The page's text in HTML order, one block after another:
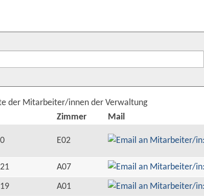
der Mitarbeiter/innen der Verwaltung
Zimmer
Mail
E02
A07
A01